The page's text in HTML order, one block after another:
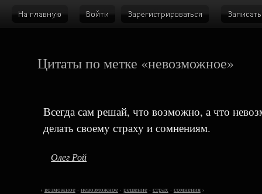
Цитаты по метке «невозможное»
Всегда сам решай, что возможно, а что
делать своему страху и сомнениям.
Олег Рой
‹ возможное· невозможное· решение· страх · сомнения›